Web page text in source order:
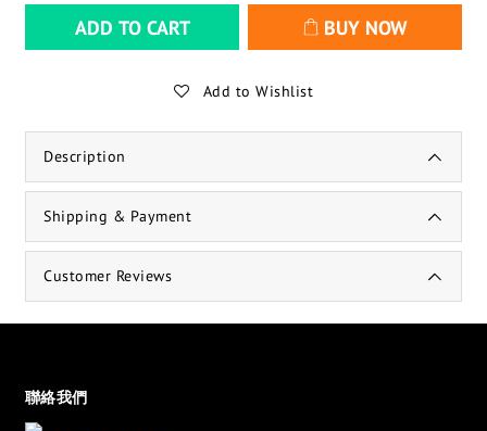
ADD TO CART BUY NOW
Add to Wishlist
Description
Shipping & Payment
Customer Reviews
聯絡我們